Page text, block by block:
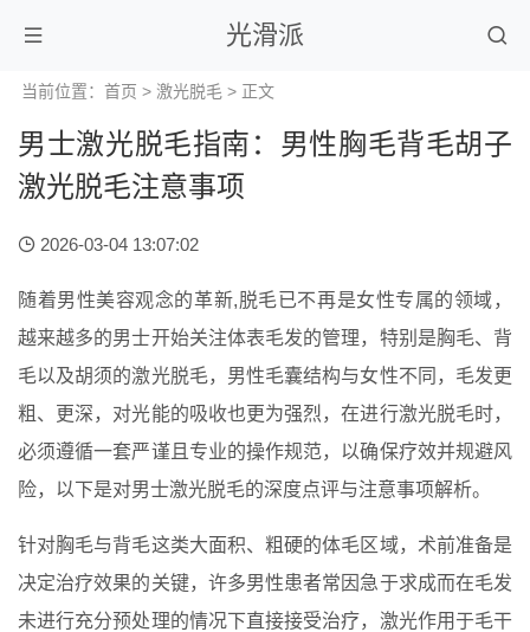
光滑派
当前位置： 首页 > 激光脱毛 > 正文
男士激光脱毛指南：男性胸毛背毛胡子
激光脱毛注意事项
2026-03-04 13:07:02
随着男性美容观念的革新,脱毛已不再是女性专属的领域，
越来越多的男士开始关注体表毛发的管理，特别是胸毛、背
毛以及胡须的激光脱毛，男性毛囊结构与女性不同，毛发更
粗、更深，对光能的吸收也更为强烈，在进行激光脱毛时，
必须遵循一套严谨且专业的操作规范，以确保疗效并规避风
险，以下是对男士激光脱毛的深度点评与注意事项解析。
针对胸毛与背毛这类大面积、粗硬的体毛区域，术前准备是
决定治疗效果的关键，许多男性患者常因急于求成而在毛发
未进行充分预处理的情况下直接接受治疗，激光作用于毛干